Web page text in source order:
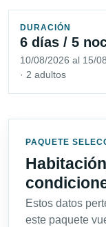
DURACIÓN
6 días / 5
10/08/2026 al 15/
· 2 adultos
PAQUETE
Estos datos
este paquete